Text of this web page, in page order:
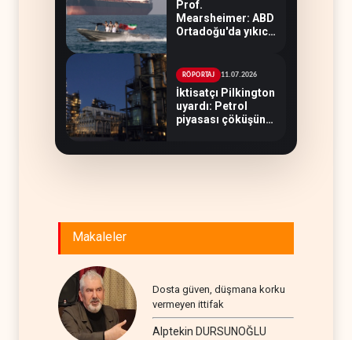
Prof.
Mearsheimer: ABD
Ortadoğu'da yıkıcı
RÖPORTAJ 11.07.2026
İktisatçı Pilkington
uyardı: Petrol
piyasası çöküşün
Makaleler
Dosta güven, düşmana korku
vermeyen ittifak
Alptekin DURSUNOĞLU